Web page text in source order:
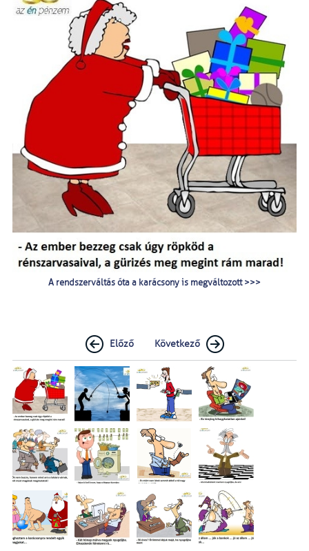
A rendszerváltás óta a karácsony is megváltozott >>>
Előző Következő